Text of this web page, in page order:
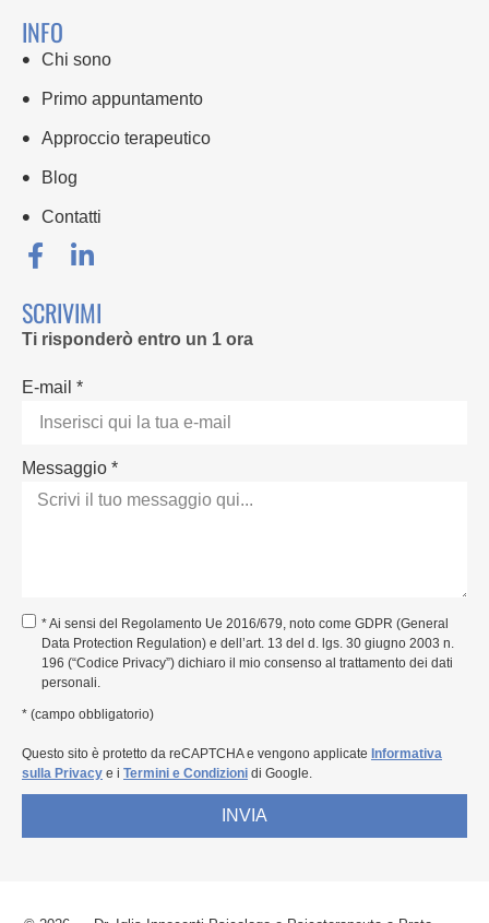
INFO
Chi sono
Primo appuntamento
Approccio terapeutico
Blog
Contatti
SCRIVIMI
Ti risponderò entro un 1 ora
E-mail *
Messaggio *
* Ai sensi del Regolamento Ue 2016/679, noto come GDPR (General
Data Protection Regulation) e dell’art. 13 del d. lgs. 30 giugno 2003 n.
196 (“Codice Privacy”) dichiaro il mio consenso al trattamento dei dati
personali.
* (campo obbligatorio)
Questo sito è protetto da reCAPTCHA e vengono applicate Informativa
sulla Privacy e i Termini e Condizioni di Google.
INVIA